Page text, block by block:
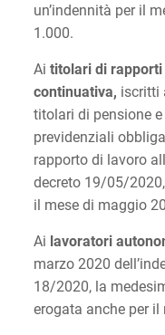
un’indennità per il
1.000.
Ai titolari di
continuativa, iscritti
titolari di pensione
previdenziali
rapporto di lavoro
decreto 19/05/
il mese di maggio
Ai lavoratori
marzo 2020
18/2020, la
erogata anche per il